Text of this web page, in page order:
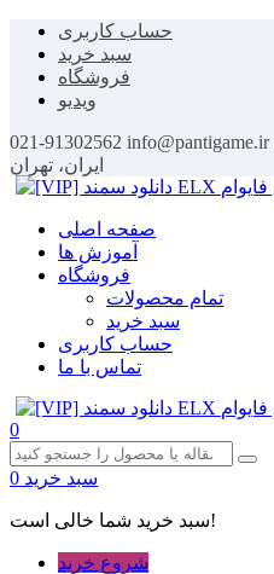
حساب کاربری
سبد خرید
فروشگاه
ویدیو
021-91302562 info@pantigame.ir
ایران، تهران
صفحه اصلی
آموزش ها
فروشگاه
تمام محصولات
سبد خرید
حساب کاربری
تماس با ما
0
سبد خرید 0
سبد خرید شما خالی است!
شروع خرید